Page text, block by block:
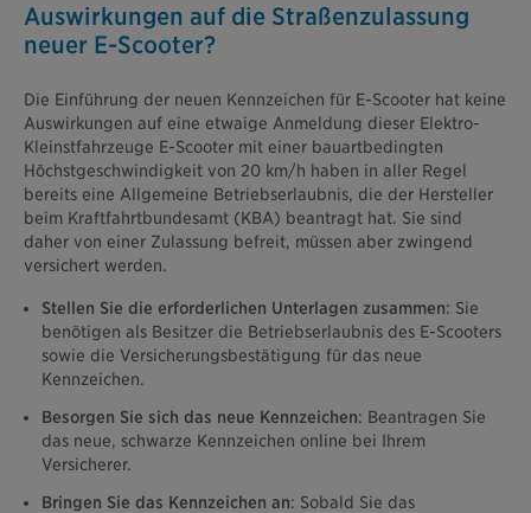
Auswirkungen auf die Straßenzulassung
neuer E-Scooter?
Die Einführung der neuen Kennzeichen für E-Scooter hat keine
Auswirkungen auf eine etwaige Anmeldung dieser Elektro-
Kleinstfahrzeuge E-Scooter mit einer bauartbedingten
Höchstgeschwindigkeit von 20 km/h haben in aller Regel
bereits eine Allgemeine Betriebserlaubnis, die der Hersteller
beim Kraftfahrtbundesamt (KBA) beantragt hat. Sie sind
daher von einer Zulassung befreit, müssen aber zwingend
versichert werden.
Stellen Sie die erforderlichen Unterlagen zusammen: Sie
benötigen als Besitzer die Betriebserlaubnis des E-Scooters
sowie die Versicherungsbestätigung für das neue
Kennzeichen.
Besorgen Sie sich das neue Kennzeichen: Beantragen Sie
das neue, schwarze Kennzeichen online bei Ihrem
Versicherer.
Bringen Sie das Kennzeichen an: Sobald Sie das